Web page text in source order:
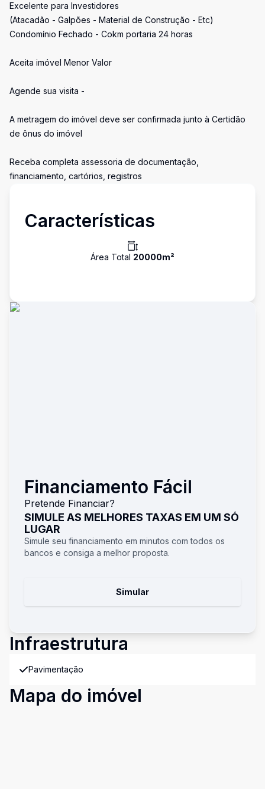
Excelente para Investidores
(Atacadão - Galpões - Material de Construção - Etc)
Condomínio Fechado - Cokm portaria 24 horas
Aceita imóvel Menor Valor
Agende sua visita -
A metragem do imóvel deve ser confirmada junto à Certidão
de ônus do imóvel
Receba completa assessoria de documentação,
financiamento, cartórios, registros
Características
Área Total 20000m²
Financiamento Fácil
Pretende Financiar?
SIMULE AS MELHORES TAXAS EM UM SÓ
LUGAR
Simule seu financiamento em minutos com todos os
bancos e consiga a melhor proposta.
Simular
Infraestrutura
Pavimentação
Mapa do imóvel